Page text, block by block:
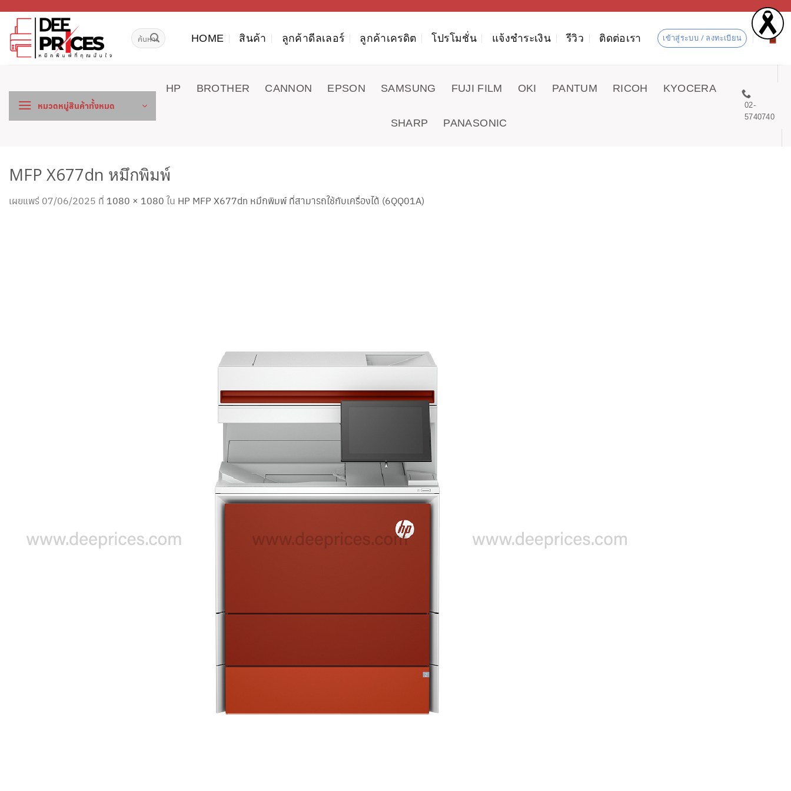
เนื้อหา
ค้นหา: HOME สินค้า ลูกค้าดีลเลอร์ ลูกค้าเครดิต โปรโมชั่น แจ้งชำระเงิน รีวิว ติดต่อเรา เข้าสู่ระบบ / ลงทะเบียน
หมวดหมู่สินค้าทั้งหมด
HP BROTHER CANNON EPSON SAMSUNG FUJI FILM OKI PANTUM RICOH KYOCERA
SHARP PANASONIC
02-
5740740
MFP X677dn หมึกพิมพ์
เผยแพร่ 07/06/2025 ที่ 1080 × 1080 ใน HP MFP X677dn หมึกพิมพ์ ที่สามารถใช้กับเครื่องได้ (6QQ01A)